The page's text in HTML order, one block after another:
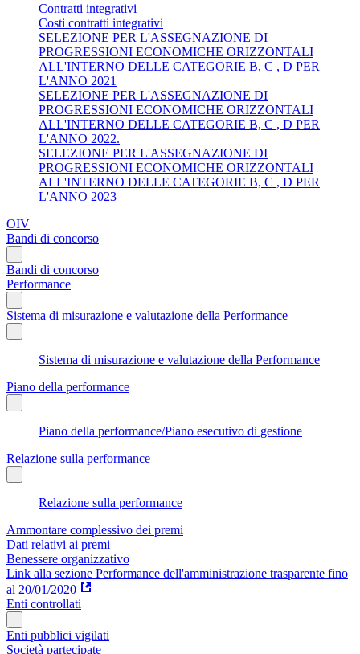
Contratti integrativi
Costi contratti integrativi
SELEZIONE PER L'ASSEGNAZIONE DI
PROGRESSIONI ECONOMICHE ORIZZONTALI
ALL'INTERNO DELLE CATEGORIE B, C , D PER
L'ANNO 2021
SELEZIONE PER L'ASSEGNAZIONE DI
PROGRESSIONI ECONOMICHE ORIZZONTALI
ALL'INTERNO DELLE CATEGORIE B, C , D PER
L'ANNO 2022.
SELEZIONE PER L'ASSEGNAZIONE DI
PROGRESSIONI ECONOMICHE ORIZZONTALI
ALL'INTERNO DELLE CATEGORIE B, C , D PER
L'ANNO 2023
OIV
Bandi di concorso
Bandi di concorso
Performance
Sistema di misurazione e valutazione della Performance
Sistema di misurazione e valutazione della Performance
Piano della performance
Piano della performance/Piano esecutivo di gestione
Relazione sulla performance
Relazione sulla performance
Ammontare complessivo dei premi
Dati relativi ai premi
Benessere organizzativo
Link alla sezione Performance dell'amministrazione trasparente fino
al 20/01/2020
Enti controllati
Enti pubblici vigilati
Società partecipate